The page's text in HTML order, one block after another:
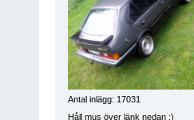
Antal inlägg: 17031
Håll mus över länk nedan ;)